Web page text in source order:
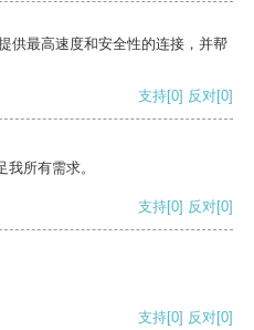
供最高速度和安全性的连接，并帮
支持[0] 反对[0]
所有需求。
支持[0] 反对[0]
支持[0] 反对[0]